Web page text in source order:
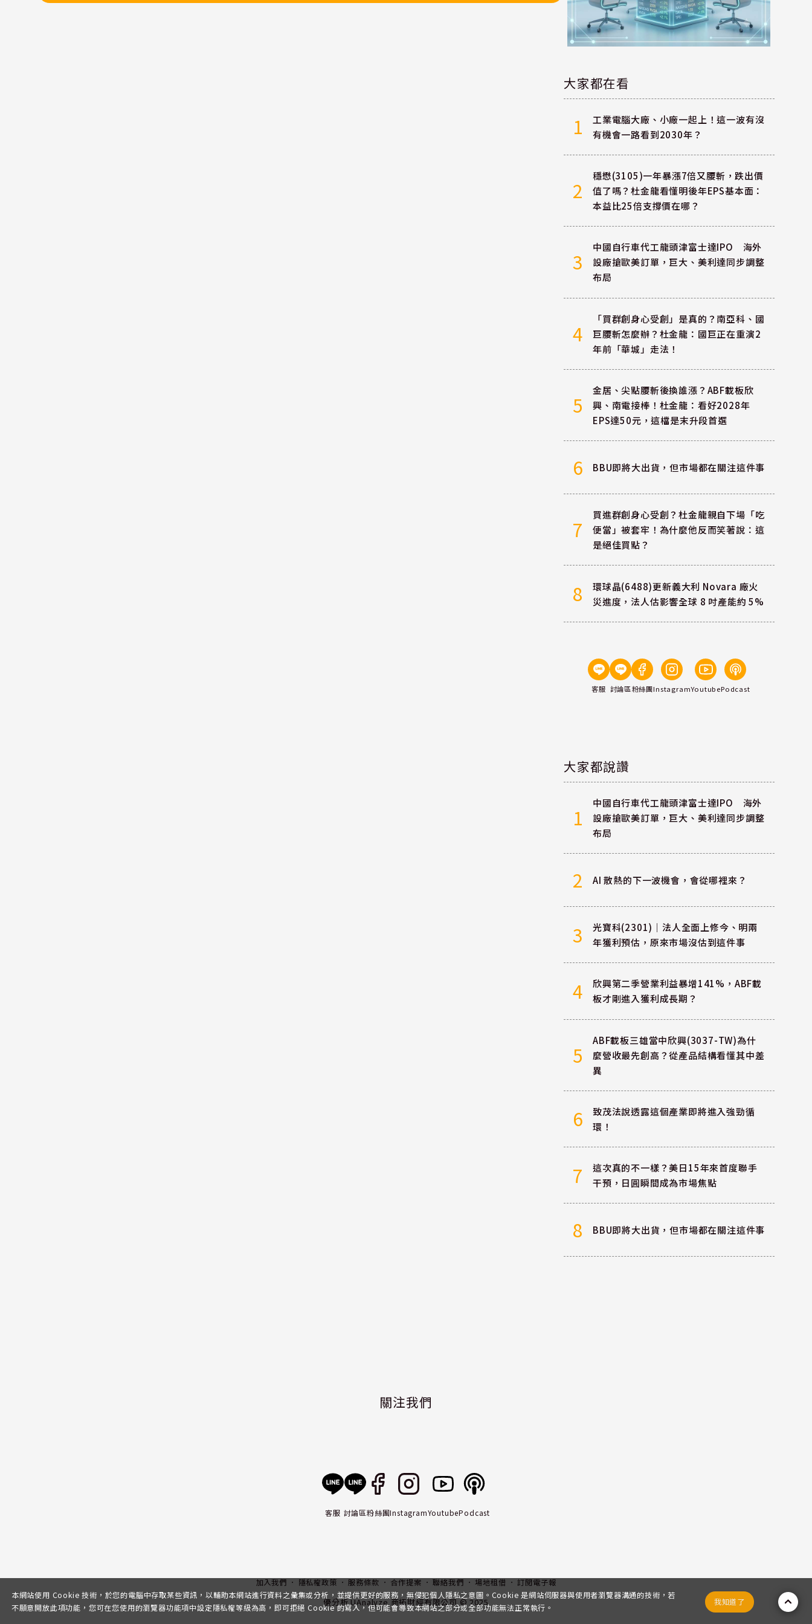
大家都在看
1
工業電腦大廠、小廠一起上！這一波有沒
有機會一路看到2030年？
2
穩懋(3105)一年暴漲7倍又腰斬，跌出價
值了嗎？杜金龍看懂明後年EPS基本面：
本益比25倍支撐價在哪？
3
中國自行車代工龍頭津富士達IPO 海外
設廠搶歐美訂單，巨大、美利達同步調整
布局
4
「買群創身心受創」是真的？南亞科、國
巨腰斬怎麼辦？杜金龍：國巨正在重演2
年前「華城」走法！
5
金居、尖點腰斬後換誰漲？ABF載板欣
興、南電接棒！杜金龍：看好2028年
EPS達50元，這檔是末升段首選
6 BBU即將大出貨，但市場都在關注這件事
7
買進群創身心受創？杜金龍親自下場「吃
便當」被套牢！為什麼他反而笑著說：這
是絕佳買點？
8
環球晶(6488)更新義大利 Novara 廠火
災進度，法人估影響全球 8 吋產能約 5%
客服 討論區粉絲團InstagramYoutubePodcast
大家都說讚
1
中國自行車代工龍頭津富士達IPO 海外
設廠搶歐美訂單，巨大、美利達同步調整
布局
2 AI 散熱的下一波機會，會從哪裡來？
3
光寶科(2301)｜法人全面上修今、明兩
年獲利預估，原來市場沒估到這件事
4
欣興第二季營業利益暴增141%，ABF載
板才剛進入獲利成長期？
5
ABF載板三雄當中欣興(3037-TW)為什
麼營收最先創高？從產品結構看懂其中差
異
6
致茂法說透露這個產業即將進入強勁循
環！
7
這次真的不一樣？美日15年來首度聯手
干預，日圓瞬間成為市場焦點
8 BBU即將大出貨，但市場都在關注這件事
關注我們
客服 討論區粉絲團InstagramYoutubePodcast
加入我們 隱私權政策 服務條款 合作提案 聯絡我們 場地租借 訂閱電子報
優分析 UAnalyze 商拓財經有限公司 © 2025
本網站使用 Cookie 技術，於您的電腦中存取某些資訊，以輔助本網站進行資料之彙集或分析，並提供更好的服務，無侵犯個人隱私之意圖。Cookie 是網站伺服器與使用者瀏覽器溝通的技術，若
不願意開放此項功能，您可在您使用的瀏覽器功能項中設定隱私權等級為高，即可拒絕 Cookie 的寫入，但可能會導致本網站之部分或全部功能無法正常執行。
我知道了